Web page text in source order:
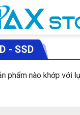
- SSD
phẩm nào khớp với